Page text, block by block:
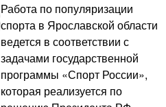
Работа по популяризации
спорта в Ярославской области
ведется в соответствии с
задачами государственной
программы «Спорт России»,
которая реализуется по